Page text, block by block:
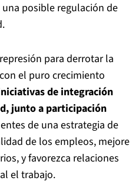
una posible regulación de
para derrotar la
el puro crecimiento
de integración
junto a participación
de una estrategia de
de los empleos, mejore
y favorezca relaciones
el trabajo.